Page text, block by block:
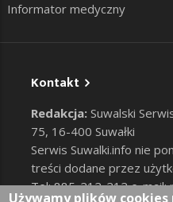
Informator medyczny
Kontakt
Redakcja: Suwalski
75, 16-400 Suwałki
Serwis Suwalki.info nie
treści dodane przez
Tel: 885-212-212 e-mail:
Używamy plików